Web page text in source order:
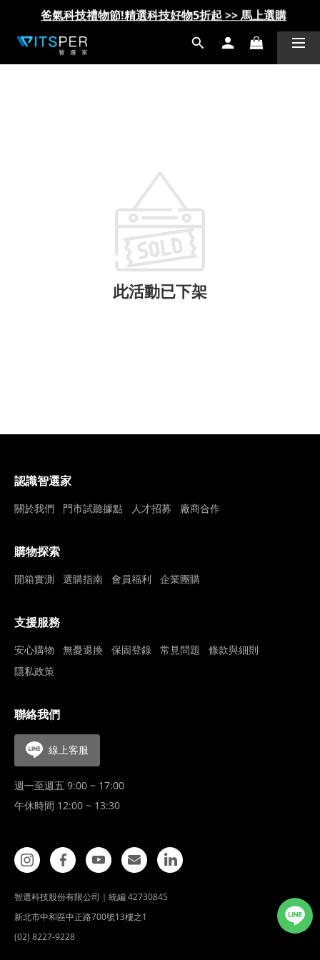
爸氣科技禮物節!精選科技好物5折起 >> 馬上選購
爸氣科技禮物節!精選科技好物5折起 >> 馬上選購
此活動已下架
認識智選家
關於我們 門市試聽據點 人才招募 廠商合作
購物探索
開箱實測 選購指南 會員福利 企業團購
支援服務
安心購物 無憂退換 保固登錄 常見問題
條款與細則
隱私政策
聯絡我們
線上客服
週一至週五 9:00 ~ 17:00
午休時間 12:00 ~ 13:30
智選科技股份有限公司｜統編 42730845
新北市中和區中正路700號13樓之1
(02) 8227-9228